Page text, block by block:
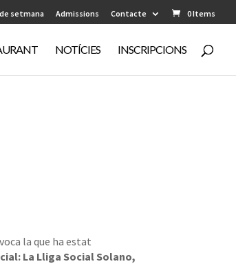
setmana Admissions Contacte 0 Items
NOTÍCIES INSCRIPCIONS
la que ha estat
La Lliga Social Solano,